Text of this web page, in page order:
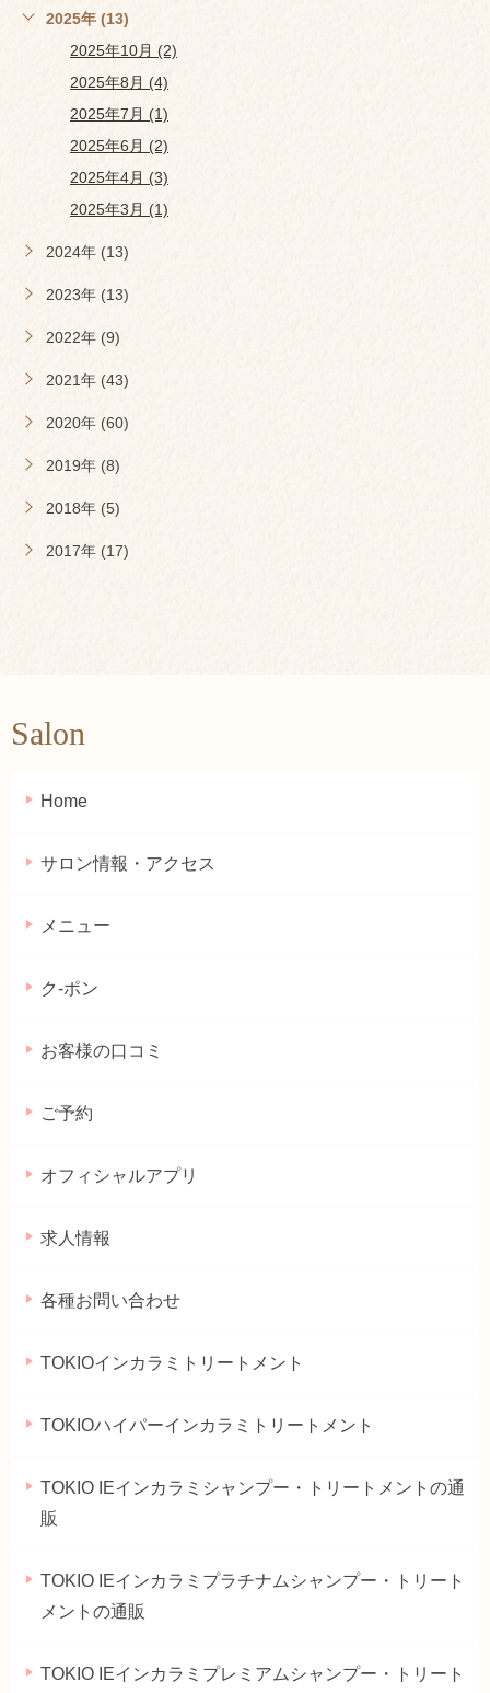
2025年 (13)
2025年10月 (2)
2025年8月 (4)
2025年7月 (1)
2025年6月 (2)
2025年4月 (3)
2025年3月 (1)
2024年 (13)
2023年 (13)
2022年 (9)
2021年 (43)
2020年 (60)
2019年 (8)
2018年 (5)
2017年 (17)
Salon
Home
サロン情報・アクセス
メニュー
ク-ポン
お客様の口コミ
ご予約
オフィシャルアプリ
求人情報
各種お問い合わせ
TOKIOインカラミトリートメント
TOKIOハイパーインカラミトリートメント
TOKIO IEインカラミシャンプー・トリートメントの通
販
TOKIO IEインカラミプラチナムシャンプー・トリート
メントの通販
TOKIO IEインカラミプレミアムシャンプー・トリート